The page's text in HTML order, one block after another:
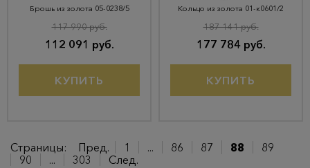
Брошь из золота 05-0238/5
112 091 руб.
117 990 руб.
КУПИТЬ
Кольцо из золота 01-к0601/2
177 784 руб.
187 141 руб.
КУПИТЬ
Страницы: Пред. 1 ... 86 87 88
89
90
... 303 След.